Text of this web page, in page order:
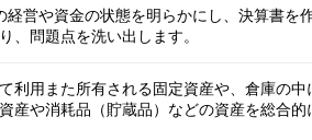
経営や資金の状態を明らかにし、決算書を
、問題点を洗い出します。
利用また所有される固定資産や、倉庫の中
産や消耗品（貯蔵品）などの資産を総合的